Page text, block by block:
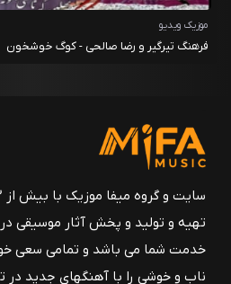
موزیک ویدیو
فرهنگ تیرگیر و رضا صالحی - کوگ خوشخون
تهیه و تولید و پخش آثار موسیقی
خدمت شما می باشد و تمامی سعی
ناب و خوشی را با آهنگهای جدید